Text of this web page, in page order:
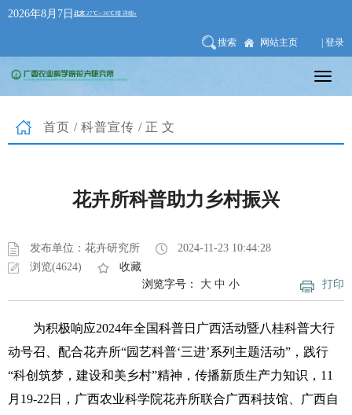
2026年8月7日
搜索 网站主页 | 登录
首页 / 科普宣传 /正文
花卉所科普助力乡村振兴
发布单位：花卉研究所
2024-11-23 10:44:28
浏览(4624)
收藏
打印
浏览字号： 大 中 小
为积极响应2024年全国科普日广西活动暨八桂科普大行
动号召、配合花卉所“园艺科普‘三进’系列主题活动”，践行
“科创筑梦，建设和美乡村”精神，传播新质生产力知识，11
月19-22日，广西农业科学院花卉所联合广西科技馆、广西自